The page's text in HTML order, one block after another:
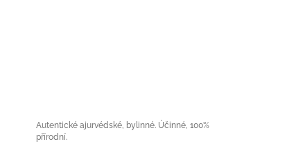
Autentické ajurvédské, bylinné. Účinné, 100%
přírodní.